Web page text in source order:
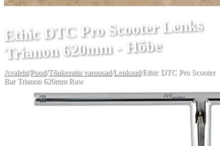
Ethic DTC Pro Scooter Lenks
Trianon 620mm - Hõbe
Avaleht/Pood/Tõukeratta varuosad/Lenksud/Ethic DTC Pro Scooter
Bar Trianon 620mm Raw